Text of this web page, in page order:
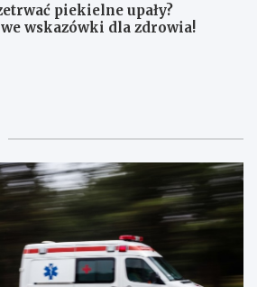
piekielne upały?
wskazówki dla zdrowia!